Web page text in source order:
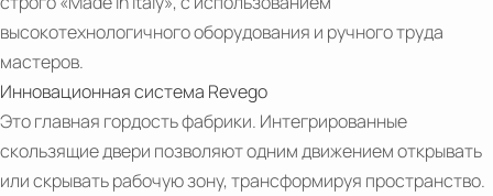
PDF
Cuvée
высокотехнологичного оборудования и ручного труда
мастеров.
Инновационная система Revego
Это главная гордость фабрики. Интегрированные
скользящие двери позволяют одним движением открывать
или скрывать рабочую зону, трансформируя пространство.